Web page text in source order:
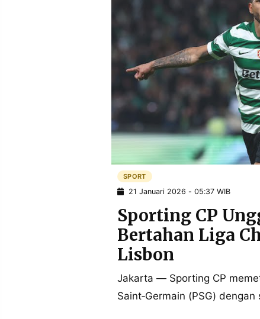
WARGA
SERVICE
SPORT
21 Januari 2026 - 05:37 WIB
Sporting CP
Bertahan Liga
Lisbon
Jakarta — Sporting CP
Saint‑Germain (PSG)